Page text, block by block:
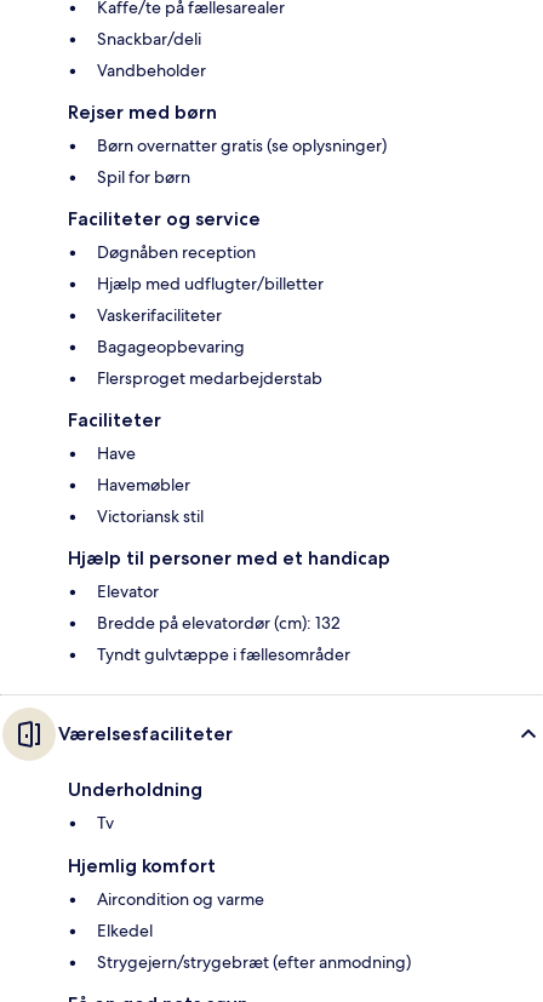
Kaffe/te på fællesarealer
Snackbar/deli
Vandbeholder
Rejser med børn
Børn overnatter gratis (se oplysninger)
Spil for børn
Faciliteter og service
Døgnåben reception
Hjælp med udflugter/billetter
Vaskerifaciliteter
Bagageopbevaring
Flersproget medarbejderstab
Faciliteter
Have
Havemøbler
Victoriansk stil
Hjælp til personer med et handicap
Elevator
Bredde på elevatordør (cm): 132
Tyndt gulvtæppe i fællesområder
Værelsesfaciliteter
Underholdning
Tv
Hjemlig komfort
Aircondition og varme
Elkedel
Strygejern/strygebræt (efter anmodning)